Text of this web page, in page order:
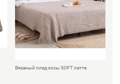
Вязаный плед косы SOFT латте